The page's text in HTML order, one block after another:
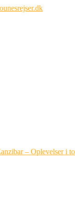
– Oplevelser i